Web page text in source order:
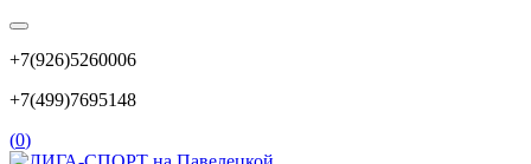
+7(926)5260006
+7(499)7695148
(0)